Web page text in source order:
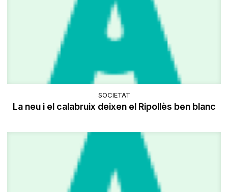
SOCIETAT
La neu i el calabruix deixen el Ripollès ben blanc